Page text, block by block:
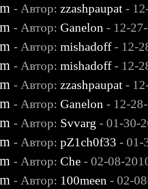
- Автор: zzashpaupat -
- Автор: Ganelon - 12-
- Автор:mishadoff- 12-
- Автор:mishadoff- 12-
- Автор: zzashpaupat -
- Автор: Ganelon - 12-
- Автор: Svvarg - 01-30-
- Автор:pZ1ch0f33 - 01-
- Автор: Che - 02-08-
- Автор: 100meen - 02-